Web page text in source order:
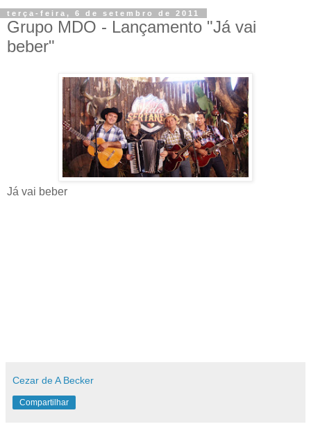
terça-feira, 6 de setembro de 2011
Grupo MDO - Lançamento "Já vai
beber"
Já vai beber
Cezar de A Becker
Compartilhar